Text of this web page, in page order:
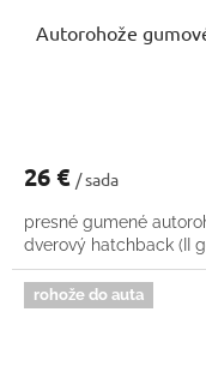
Autorohože
26 € / sada
presné gumené
dverový hatchback (II
rohože do auta